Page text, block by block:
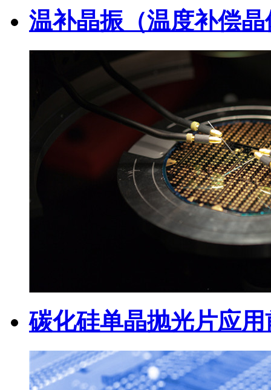
温补晶振（温度补偿
碳化硅单晶抛光片应